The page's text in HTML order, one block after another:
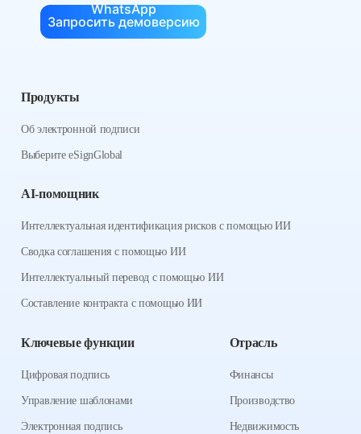
WhatsApp
Запросить демоверсию
Продукты
Об электронной подписи
Выберите eSignGlobal
AI-помощник
Интеллектуальная идентификация рисков с помощью ИИ
Сводка соглашения с помощью ИИ
Интеллектуальный перевод с помощью ИИ
Составление контракта с помощью ИИ
Ключевые функции
Цифровая подпись
Управление шаблонами
Электронная подпись
Отрасль
Финансы
Производство
Недвижимость